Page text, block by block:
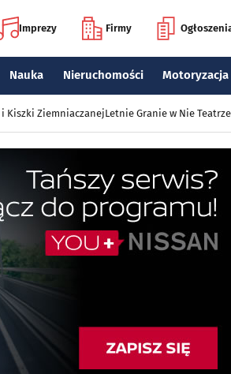
Imprezy Firmy
Nauka Nieruchomości Motoryzacja
Kiszki ZiemniaczanejLetnie Granie w Nie Teatrze